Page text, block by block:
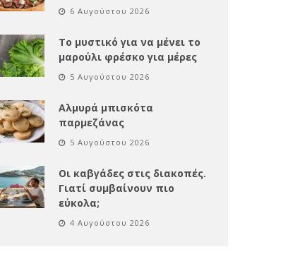
6 Αυγούστου 2026
Το μυστικό για να μένει το
μαρούλι φρέσκο για μέρες
5 Αυγούστου 2026
Αλμυρά μπισκότα
παρμεζάνας
5 Αυγούστου 2026
Οι καβγάδες στις διακοπές.
Γιατί συμβαίνουν πιο
εύκολα;
4 Αυγούστου 2026